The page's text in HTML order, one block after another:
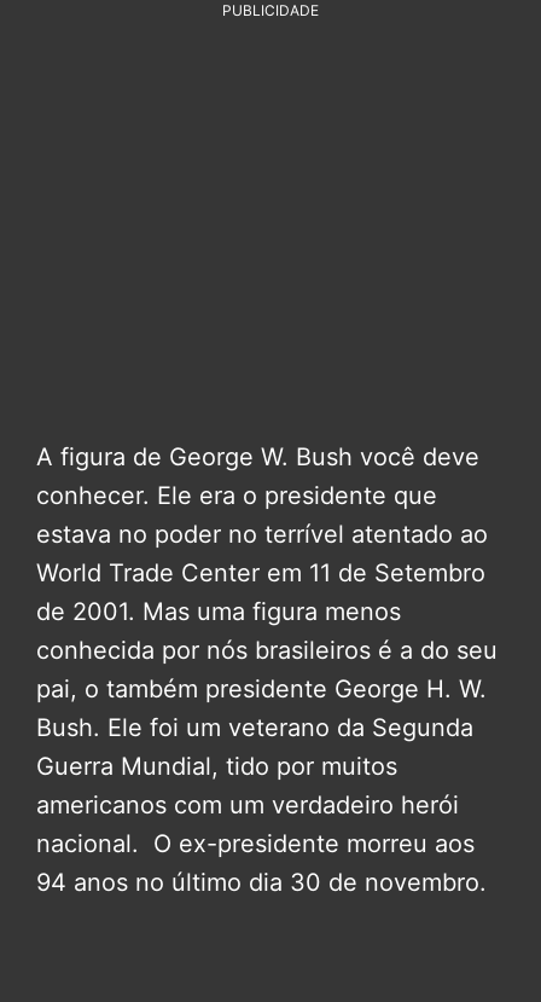
PUBLICIDADE
A figura de George W. Bush você deve
conhecer. Ele era o presidente que
estava no poder no terrível atentado ao
World Trade Center em 11 de Setembro
de 2001. Mas uma figura menos
conhecida por nós brasileiros é a do seu
pai, o também presidente George H. W.
Bush. Ele foi um veterano da Segunda
Guerra Mundial, tido por muitos
americanos com um verdadeiro herói
nacional. O ex-presidente morreu aos
94 anos no último dia 30 de novembro.